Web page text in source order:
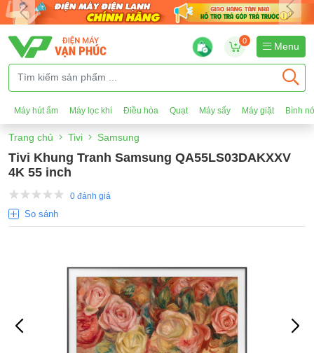
0
Menu
Máy hút ẩm Máy lọc khí Điều hòa Quạt Máy sấy Máy giặt Bình
Trang chủ Tivi Samsung
Tivi Khung Tranh Samsung QA55LS03DAKXXV
4K 55 inch
0 đánh giá
So sánh